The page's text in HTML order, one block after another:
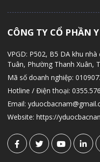
CÔNG TY CỔ PHẦN
VPGD: P502, B5 DA khu
Tuân, Phường Thanh Xuân,
Mã số doanh nghiệp:
Hotline / Điện thoại:
Email:
Website: https://